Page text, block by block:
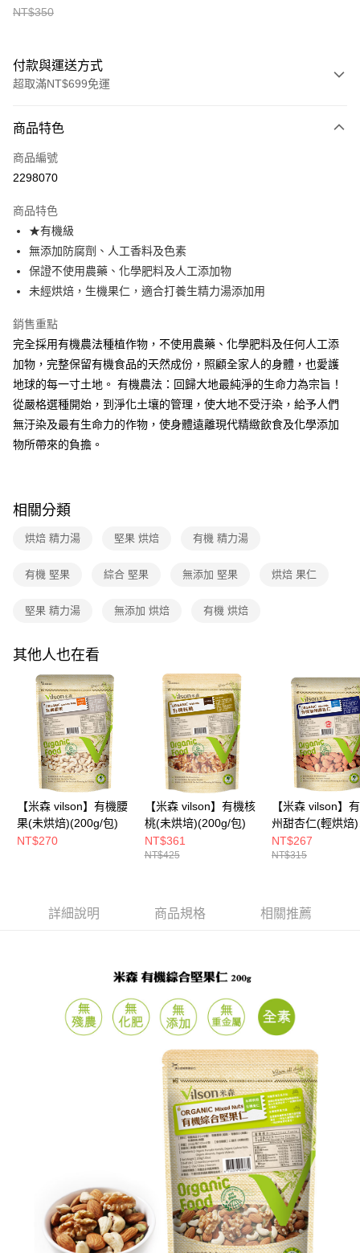
NT$350
付款與運送方式
超取滿NT$699免運
信用卡一次付款
超商取貨付款
Apple Pay
街口支付
悠遊付
Google Pay
大哥付你分期
相關說明
【大哥付你分期使用說明】
1.本服務由台灣大哥大提供，台灣大哥大用戶可立即使用無須另外申請。
2.付款方式選擇「大哥付你分期」，訂單成立後會自動跳轉到大哥付的交易
流程，驗證手機門號後，選擇欲分期的期數、繳款截止日，確認付款後即完
成交易。
【繳款方式說明】
醒簡訊。
帳／街口支付／iPASS MONEY」等通路繳費。
1.本服務係由「台灣大哥大股份有限公司」（以下簡稱本公司）所提供，讓
2.基於同意付款使用「大哥付你分期」之契約關係目的，商店將以您的個人
資料（包含姓名、電話或地址）提供予台灣大哥大進項蒐集、處理及利用，
由本公司與您本人進行分期帳單所需資料之確認、核對及更正。
3.完整用戶服務條款，請詳閱以下連結：https://oppay.tw/userRule
【關於「AFTEE先享後付」】
AFTEE先享後付是「在收到商品之後才付款」的支付方式。 讓您購物簡單
３．安心：先確認商品／服務後，再付款。
【「AFTEE先享後付」結帳流程】
２．訂單成立數日內，您將收到繳費通知簡訊。
ATM／網路銀行／等多元方式進行付款，方視為交易完成。
後付繳納相關費用。
※ 交易是否成功請以「AFTEE先享後付 」之結帳頁面顯示為準，若有關於
是否繳費成功／繳費後需取消欲退款等相關疑問，請聯繫「AFTEE先享後付
客戶支援中心」https://netprotections.freshdesk.com/support/home
【注意事項】
１．透過由恩沛科技股份有限公司提供之「AFTEE先享後付」服務完成之交
易，需依本服務之必要範圍內提供個人資料，並將交易相關給付款項請求債
權轉讓予恩沛科技股份有限公司。
２．關於個人資料處理事宜，請瀏覽以下網址：
https://aftee.tw/terms/#terms3
３．未成年的使用者請事先徵得法定代理人或監護人之同意方可使用
「AFTEE先享後付」，若未經同意申辦者引起之損失，本公司不負相關責
任。
４．使用「AFTEE先享後付」時，將依據個別帳號之用戶狀況，依本公司即
恩沛科技股份有限公司將有權停止該用戶之使用額度並採取法律行動。
ATM付款
全家付款取貨
每筆NT$90，滿NT$699(含以上)免運費
7-11付款取貨
付款後7-11取貨
每筆NT$90，滿NT$699(含以上)免運費
每筆NT$100，滿NT$699(含以上)免運費
LINEX宇迅-香港/澳門配送 ( 勿選順豐站 / 智能櫃 ) 查看運費
商品特色
商品編號
2298070
商品特色
★有機級
無添加防腐劑、人工香料及色素
保證不使用農藥、化學肥料及人工添加物
未經烘焙，生機果仁，適合打養生精力湯添加用
銷售重點
完全採用有機農法種植作物，不使用農藥、化學肥料及任何人工添
加物，完整保留有機食品的天然成份，照顧全家人的身體，也愛護
地球的每一寸土地。 有機農法：回歸大地最純淨的生命力為宗旨！
從嚴格選種開始，到淨化土壤的管理，使大地不受汙染，給予人們
無汙染及最有生命力的作物，使身體遠離現代精緻飲食及化學添加
物所帶來的負擔。
相關分類
烘焙 精力湯 堅果 烘焙 有機 精力湯
有機 堅果 綜合 堅果 無添加 堅果 烘焙 果仁
堅果 精力湯 無添加 烘焙 有機 烘焙
其他人也在看
【米森 vilson】有機腰
果(未烘焙)(200g/包)
NT$270
【米森 vilson】有機核
桃(未烘培)(200g/包)
NT$361
NT$425
【米森 vilson】
州甜杏仁(輕烘焙)
(150g/包)
NT$267
NT$315
詳細說明 商品規格 相關推薦